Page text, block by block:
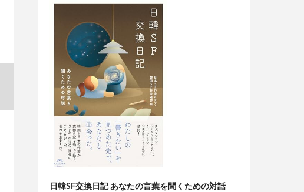
日韓SF交換日記 あなたの言葉を聞くための対話